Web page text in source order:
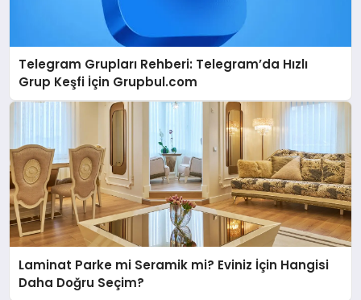
Telegram Grupları Rehberi: Telegram’da Hızlı
Grup Keşfi İçin Grupbul.com
Laminat Parke mi Seramik mi? Eviniz İçin Hangisi
Daha Doğru Seçim?